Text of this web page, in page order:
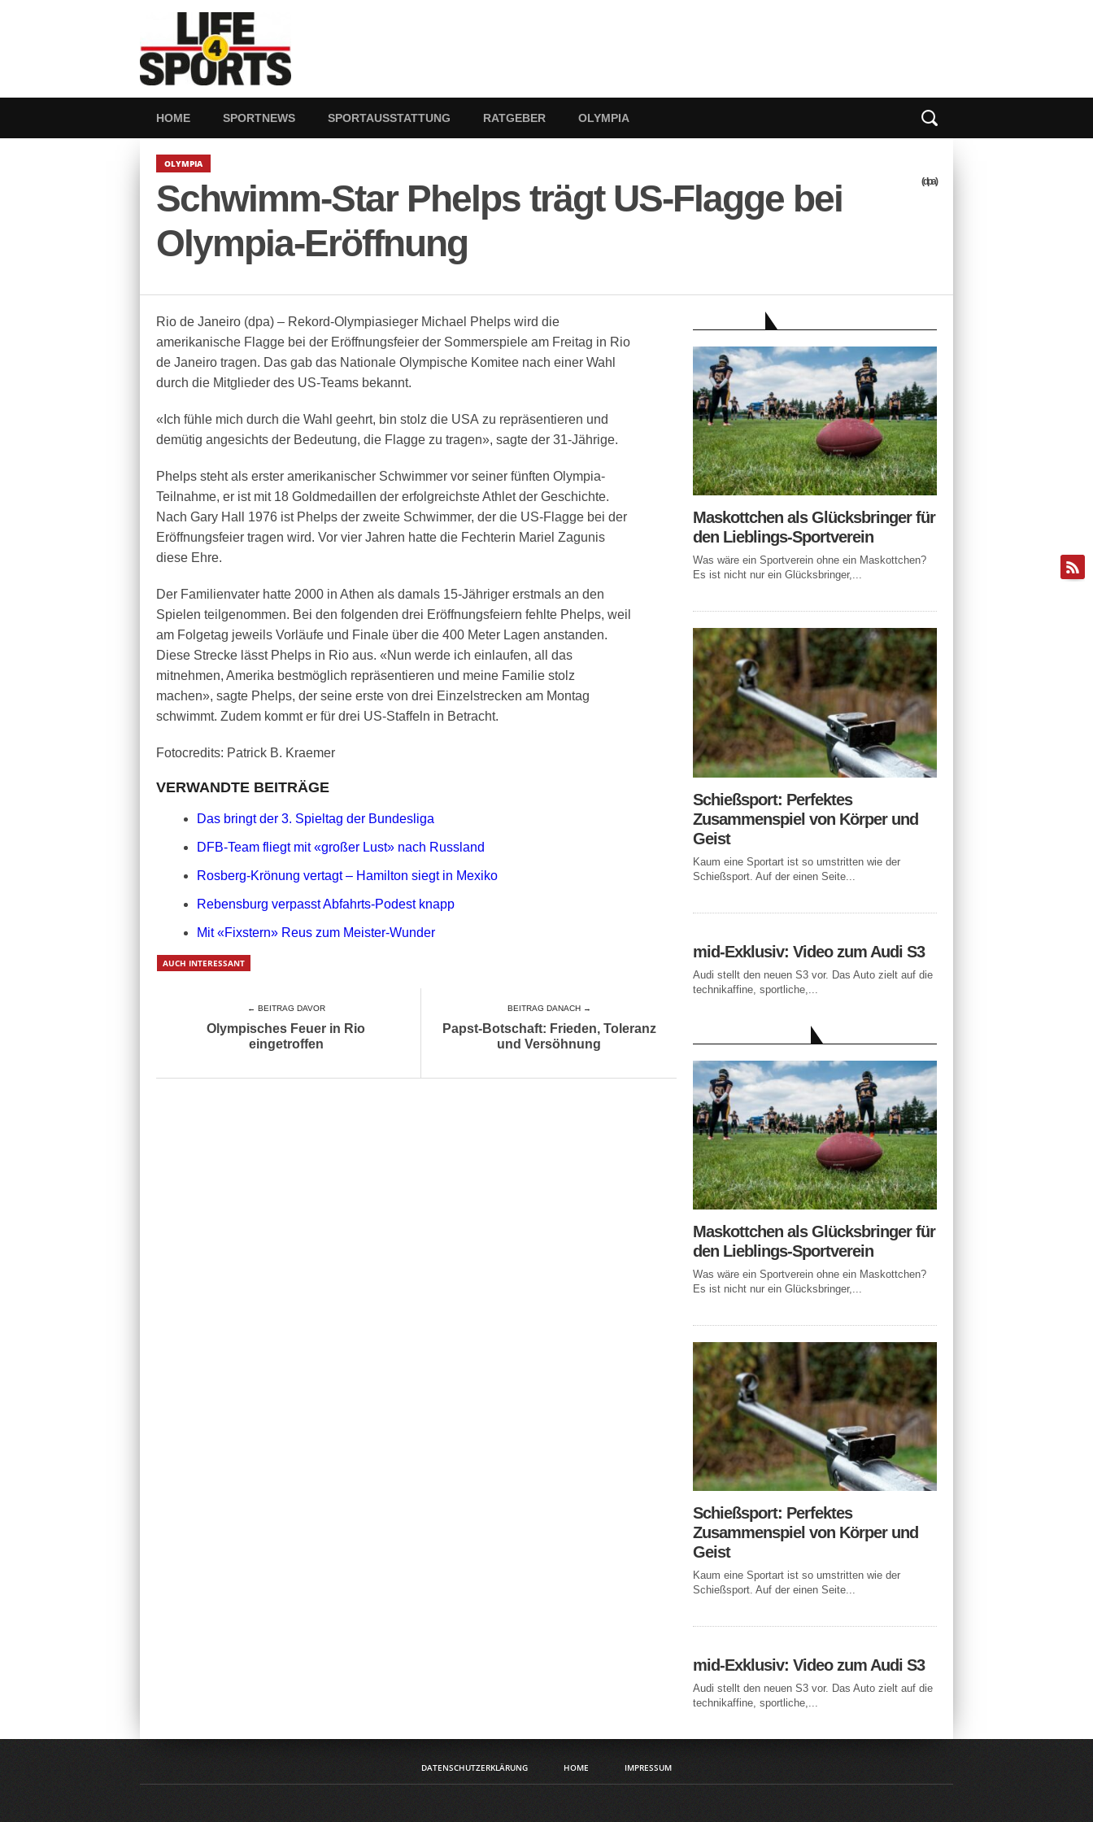
HOME SPORTNEWS SPORTAUSSTATTUNG RATGEBER OLYMPIA
OLYMPIA
Schwimm-Star Phelps trägt US-Flagge bei
Olympia-Eröffnung
(dpa)
Rio de Janeiro (dpa) – Rekord-Olympiasieger Michael Phelps wird die
amerikanische Flagge bei der Eröffnungsfeier der Sommerspiele am Freitag in Rio
de Janeiro tragen. Das gab das Nationale Olympische Komitee nach einer Wahl
durch die Mitglieder des US-Teams bekannt.
«Ich fühle mich durch die Wahl geehrt, bin stolz die USA zu repräsentieren und
demütig angesichts der Bedeutung, die Flagge zu tragen», sagte der 31-Jährige.
Phelps steht als erster amerikanischer Schwimmer vor seiner fünften Olympia-
Teilnahme, er ist mit 18 Goldmedaillen der erfolgreichste Athlet der Geschichte.
Nach Gary Hall 1976 ist Phelps der zweite Schwimmer, der die US-Flagge bei der
Eröffnungsfeier tragen wird. Vor vier Jahren hatte die Fechterin Mariel Zagunis
diese Ehre.
Der Familienvater hatte 2000 in Athen als damals 15-Jähriger erstmals an den
Spielen teilgenommen. Bei den folgenden drei Eröffnungsfeiern fehlte Phelps, weil
am Folgetag jeweils Vorläufe und Finale über die 400 Meter Lagen anstanden.
Diese Strecke lässt Phelps in Rio aus. «Nun werde ich einlaufen, all das
mitnehmen, Amerika bestmöglich repräsentieren und meine Familie stolz
machen», sagte Phelps, der seine erste von drei Einzelstrecken am Montag
schwimmt. Zudem kommt er für drei US-Staffeln in Betracht.
Fotocredits: Patrick B. Kraemer
VERWANDTE BEITRÄGE
Das bringt der 3. Spieltag der Bundesliga
DFB-Team fliegt mit «großer Lust» nach Russland
Rosberg-Krönung vertagt – Hamilton siegt in Mexiko
Rebensburg verpasst Abfahrts-Podest knapp
Mit «Fixstern» Reus zum Meister-Wunder
AUCH INTERESSANT
← BEITRAG DAVOR
Olympisches Feuer in Rio
eingetroffen
BEITRAG DANACH →
Papst-Botschaft: Frieden, Toleranz
und Versöhnung
Maskottchen als Glücksbringer für
den Lieblings-Sportverein
Was wäre ein Sportverein ohne ein Maskottchen?
Es ist nicht nur ein Glücksbringer,...
Schießsport: Perfektes
Zusammenspiel von Körper und
Geist
Kaum eine Sportart ist so umstritten wie der
Schießsport. Auf der einen Seite...
mid-Exklusiv: Video zum Audi S3
Audi stellt den neuen S3 vor. Das Auto zielt auf die
technikaffine, sportliche,...
Maskottchen als Glücksbringer für
den Lieblings-Sportverein
Was wäre ein Sportverein ohne ein Maskottchen?
Es ist nicht nur ein Glücksbringer,...
Schießsport: Perfektes
Zusammenspiel von Körper und
Geist
Kaum eine Sportart ist so umstritten wie der
Schießsport. Auf der einen Seite...
mid-Exklusiv: Video zum Audi S3
Audi stellt den neuen S3 vor. Das Auto zielt auf die
technikaffine, sportliche,...
DATENSCHUTZERKLÄRUNG HOME IMPRESSUM